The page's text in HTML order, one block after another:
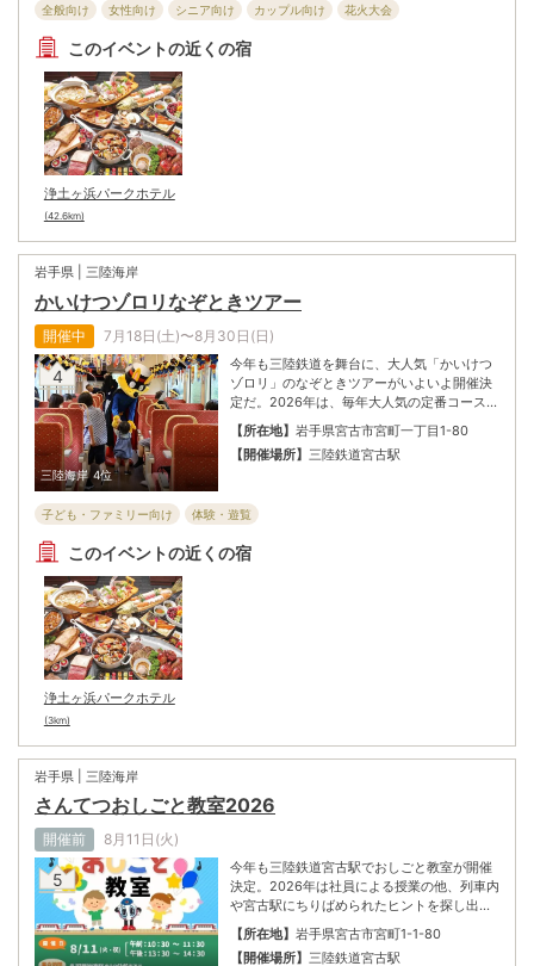
全般向け 女性向け シニア向け カップル向け
花火大会
子ども・ファミリー向け
このイベントの近くの宿
浄土ヶ浜パークホテル
(42.6km)
岩手県 | 三陸海岸
かいけつゾロリなぞときツアー
開催中 7月18日(土)〜8月30日(日)
4
三陸海岸 4位
今年も三陸鉄道を舞台に、大人気「かいけつ
ゾロリ」のなぞときツアーがいよいよ開催決
定だ。2026年は、毎年大人気の定番コースに
加え、トレジャーハントに挑むワクワクの新
コースの選べる2つの大冒険。未就学児から
小学校低学年の子供を中心に、家族みんなで
される。この夏は三鉄に乗って、ゾロリと一
【所在地】 岩手県宮古市宮町一丁目1-80
【開催場所】 三陸鉄道宮古駅
子ども・ファミリー向け 体験・遊覧
このイベントの近くの宿
浄土ヶ浜パークホテル
(3km)
岩手県 | 三陸海岸
さんてつおしごと教室2026
開催前 8月11日(火)
5
今年も三陸鉄道宮古駅でおしごと教室が開催
決定。2026年は社員による授業の他、列車内
や宮古駅にちりばめられたヒントを探し出す
クイズラリーも行う。参加者全員に今企画限
定の特別記念乗車証のプレゼントも配布され
【所在地】 岩手県宮古市宮町1-1-80
【開催場所】 三陸鉄道宮古駅